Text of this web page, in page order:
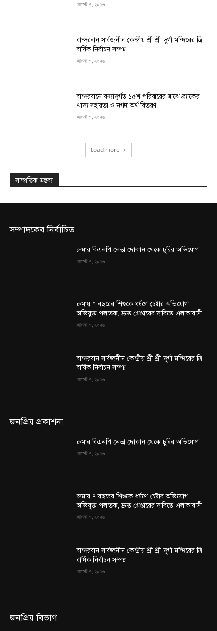
আগস্ট ৭, ২০২৬
বান্দরবান সার্বজনীন কেন্দ্রীয় শ্রী শ্রী দুর্গা মন্দিরের ত্রি
বার্ষিক নির্বাচন সম্পন্ন
আগস্ট ৭, ২০২৬
বান্দরবানে বন্যাদুর্গত ১৫শ পরিবারের মাঝে ব্র্যাকের
খাদ্য সহায়তা ও নগদ অর্থ বিতরণ
আগস্ট ৭, ২০২৬
Load more
সাম্প্রতিক মন্তব্য
সম্পাদকের নির্বাচিত
রুমার বিএনপি নেতা দোকান থেকে চুরির অভিযোগ
আগস্ট ৭, ২০২৬
রুমায় ৭ বছরের শিশুকে ধর্ষণে চেষ্টার অভিযোগ:
অভিযুক্ত পলাতক, দ্রুত গ্রেপ্তারের দাবিতে এলাকাবাসী
আগস্ট ৭, ২০২৬
বান্দরবান সার্বজনীন কেন্দ্রীয় শ্রী শ্রী দুর্গা মন্দিরের ত্রি
বার্ষিক নির্বাচন সম্পন্ন
আগস্ট ৭, ২০২৬
জনপ্রিয় প্রকাশনা
রুমার বিএনপি নেতা দোকান থেকে চুরির অভিযোগ
আগস্ট ৭, ২০২৬
রুমায় ৭ বছরের শিশুকে ধর্ষণে চেষ্টার অভিযোগ:
অভিযুক্ত পলাতক, দ্রুত গ্রেপ্তারের দাবিতে এলাকাবাসী
আগস্ট ৭, ২০২৬
বান্দরবান সার্বজনীন কেন্দ্রীয় শ্রী শ্রী দুর্গা মন্দিরের ত্রি
বার্ষিক নির্বাচন সম্পন্ন
আগস্ট ৭, ২০২৬
জনপ্রিয় বিভাগ